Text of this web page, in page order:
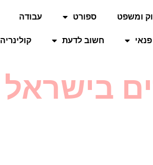
ומשפט ספורט עבודה
פנאי חשוב לדעת קולינריה
בישראל